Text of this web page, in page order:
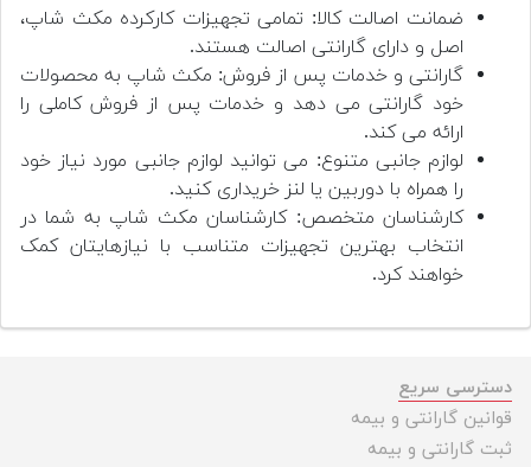
ضمانت اصالت کالا: تمامی تجهیزات کارکرده مکث شاپ،
اصل و دارای گارانتی اصالت هستند.
گارانتی و خدمات پس از فروش: مکث شاپ به محصولات
خود گارانتی می دهد و خدمات پس از فروش کاملی را
ارائه می کند.
لوازم جانبی متنوع: می توانید لوازم جانبی مورد نیاز خود
را همراه با دوربین یا لنز خریداری کنید.
کارشناسان متخصص: کارشناسان مکث شاپ به شما در
انتخاب بهترین تجهیزات متناسب با نیازهایتان کمک
خواهند کرد.
دسترسی سریع
قوانین گارانتی و بیمه
ثبت گارانتی و بیمه